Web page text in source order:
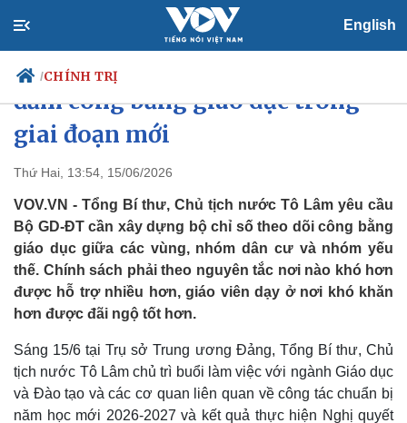
English
/CHÍNH TRỊ
Chính trị
Tổ chức nhân sự
Quốc hội
Nhận diện sự thật
Tin 24h
Dự báo thời tiết
Giáo dục
Dấu ấn VOV
Việc làm
Biển đảo
Tổng Bí thư, Chủ tịch nước: Bảo
đảm công bằng giáo dục trong
giai đoạn mới
Thứ Hai, 13:54, 15/06/2026
VOV.VN - Tổng Bí thư, Chủ tịch nước Tô Lâm yêu cầu
Bộ GD-ĐT cần xây dựng bộ chỉ số theo dõi công bằng
giáo dục giữa các vùng, nhóm dân cư và nhóm yếu
thế. Chính sách phải theo nguyên tắc nơi nào khó hơn
được hỗ trợ nhiều hơn, giáo viên dạy ở nơi khó khăn
hơn được đãi ngộ tốt hơn.
Sáng 15/6 tại Trụ sở Trung ương Đảng, Tổng Bí thư, Chủ
tịch nước Tô Lâm chủ trì buổi làm việc với ngành Giáo dục
và Đào tạo và các cơ quan liên quan về công tác chuẩn bị
năm học mới 2026-2027 và kết quả thực hiện Nghị quyết